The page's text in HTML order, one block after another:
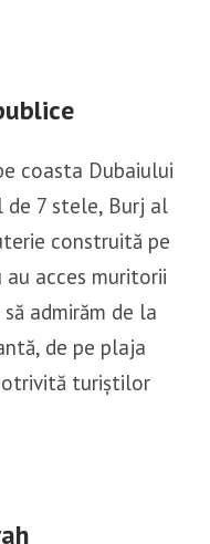
coasta Dubaiului
de 7 stele, Burj al
construită pe
acces muritorii
admirăm de la
de pe plaja
turiștilor